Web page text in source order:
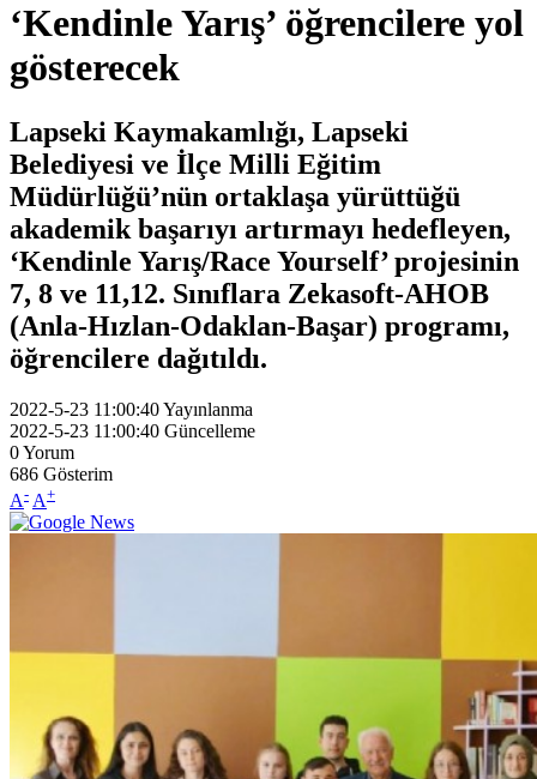
‘Kendinle Yarış’ öğrencilere yol
gösterecek
Lapseki Kaymakamlığı, Lapseki
Belediyesi ve İlçe Milli Eğitim
Müdürlüğü’nün ortaklaşa yürüttüğü
akademik başarıyı artırmayı hedefleyen,
‘Kendinle Yarış/Race Yourself’ projesinin
7, 8 ve 11,12. Sınıflara Zekasoft-AHOB
(Anla-Hızlan-Odaklan-Başar) programı,
öğrencilere dağıtıldı.
2022-5-23 11:00:40Yayınlanma
2022-5-23 11:00:40 Güncelleme
0Yorum
686 Gösterim
A- A+